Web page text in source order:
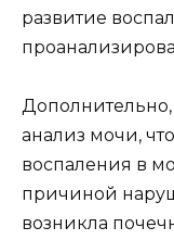
развитие
анализ мочи,
воспаления в
причиной
возникла